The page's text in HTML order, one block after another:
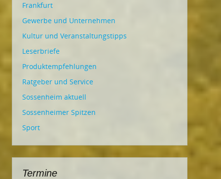
Frankfurt
Gewerbe und Unternehmen
Kultur und Veranstaltungstipps
Leserbriefe
Produktempfehlungen
Ratgeber und Service
Sossenheim aktuell
Sossenheimer Spitzen
Sport
Termine